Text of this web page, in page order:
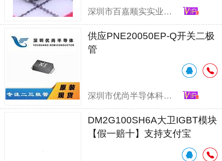
深圳市百嘉顺实实业有限公司
供应PNE20050EP-Q开关二极
管
深圳市优尚半导体科技有限公司
DM2G100SH6A大卫IGBT模块
【假一赔十】支持支付宝